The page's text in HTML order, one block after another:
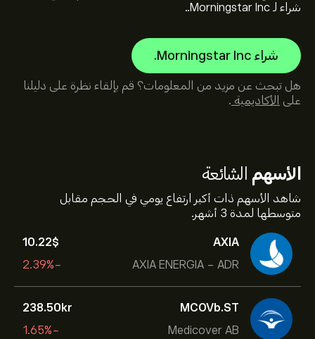
الأسهم الشائعة
شاهد الأسهم ذات أكبر ارتفاع يومي في الحجم مقابل
متوسطها لمدة 3 أشهر.
AXIA
AXIA ENERGIA - ADR
10.22‎$‎
-2.39%
MCOVb.ST
Medicover AB
238.50‎kr‎
-1.65%
شراء لـ Morningstar Inc..
شراء Morningstar Inc.
هل تبحث عن مزيد من المعلومات؟ قم بإلقاء نظرة على دليلنا
على
الأكاديمية .